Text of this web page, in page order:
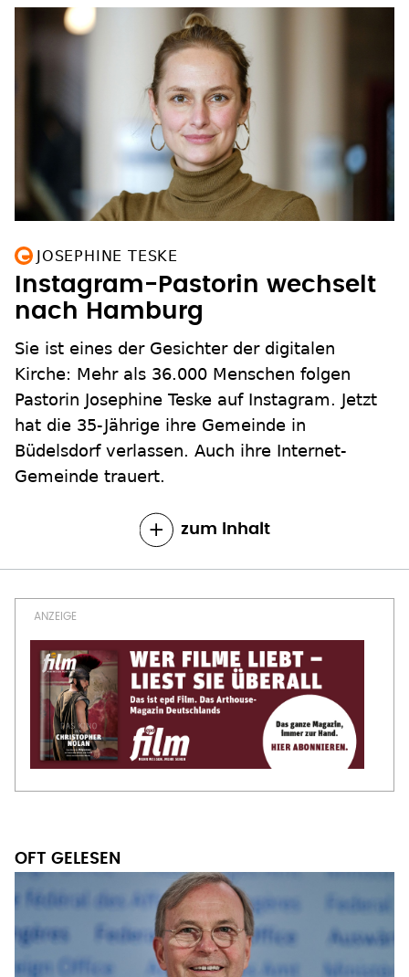
JOSEPHINE TESKE
Instagram-Pastorin wechselt
nach Hamburg
Sie ist eines der Gesichter der digitalen
Kirche: Mehr als 36.000 Menschen folgen
Pastorin Josephine Teske auf Instagram. Jetzt
hat die 35-Jährige ihre Gemeinde in
Büdelsdorf verlassen. Auch ihre Internet-
Gemeinde trauert.
zum Inhalt
OFT GELESEN